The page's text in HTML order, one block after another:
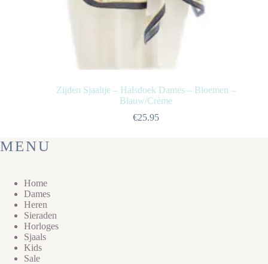
Zijden Sjaaltje – Halsdoek Dames – Bloemen –
Blauw/Crème
€25.95
MENU
Home
Dames
Heren
Sieraden
Horloges
Sjaals
Kids
Sale